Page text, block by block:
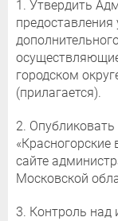
1. Утвердить
предоставления
городском
(прилагается).
2. Опубликовать
сайте
Московской
3. Контроль над